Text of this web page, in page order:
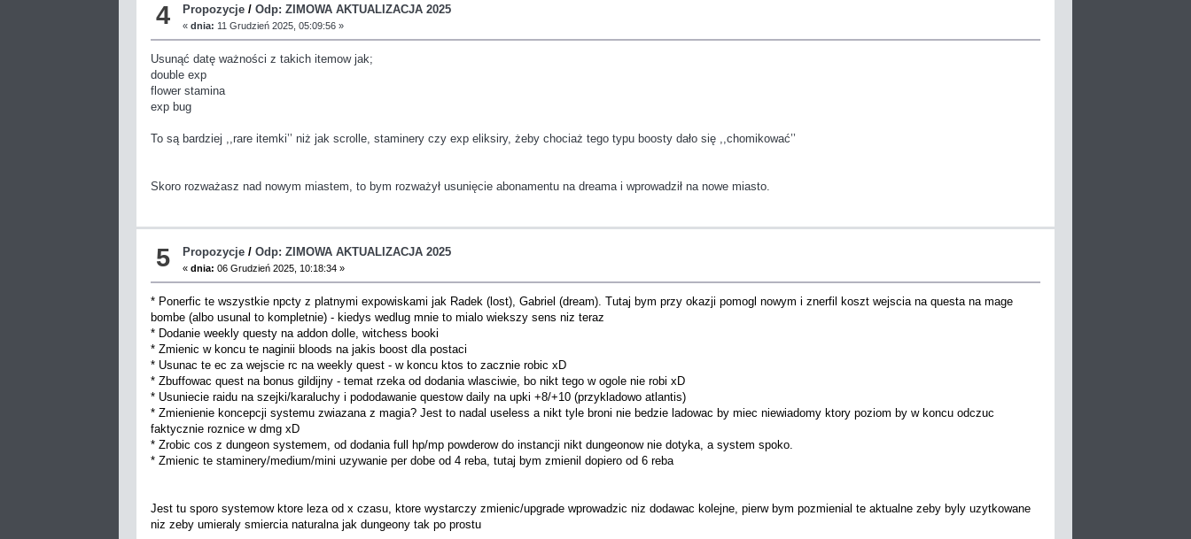
4 Propozycje /Odp: ZIMOWA AKTUALIZACJA 2025
«dnia: 11 Grudzień 2025, 05:09:56 »
Usunąć datę ważności z takich itemow jak;
double exp
flower stamina
exp bug
To są bardziej ,,rare itemki’’ niż jak scrolle, staminery czy exp eliksiry, żeby chociaż tego typu boosty dało się ,,chomikować’’
Skoro rozważasz nad nowym miastem, to bym rozważył usunięcie abonamentu na dreama i wprowadził na nowe miasto.
5 Propozycje /Odp: ZIMOWA AKTUALIZACJA 2025
«dnia: 06 Grudzień 2025, 10:18:34 »
* Ponerfic te wszystkie npcty z platnymi expowiskami jak Radek (lost), Gabriel (dream). Tutaj bym przy okazji pomogl nowym i znerfil koszt wejscia na questa na mage
bombe (albo usunal to kompletnie) - kiedys wedlug mnie to mialo wiekszy sens niz teraz
* Dodanie weekly questy na addon dolle, witchess booki
* Zmienic w koncu te naginii bloods na jakis boost dla postaci
* Usunac te ec za wejscie rc na weekly quest - w koncu ktos to zacznie robic xD
* Zbuffowac quest na bonus gildijny - temat rzeka od dodania wlasciwie, bo nikt tego w ogole nie robi xD
* Usuniecie raidu na szejki/karaluchy i pododawanie questow daily na upki +8/+10 (przykladowo atlantis)
* Zmienienie koncepcji systemu zwiazana z magia? Jest to nadal useless a nikt tyle broni nie bedzie ladowac by miec niewiadomy ktory poziom by w koncu odczuc
faktycznie roznice w dmg xD
* Zrobic cos z dungeon systemem, od dodania full hp/mp powderow do instancji nikt dungeonow nie dotyka, a system spoko.
* Zmienic te staminery/medium/mini uzywanie per dobe od 4 reba, tutaj bym zmienil dopiero od 6 reba
Jest tu sporo systemow ktore leza od x czasu, ktore wystarczy zmienic/upgrade wprowadzic niz dodawac kolejne, pierw bym pozmienial te aktualne zeby byly uzytkowane
niz zeby umieraly smiercia naturalna jak dungeony tak po prostu